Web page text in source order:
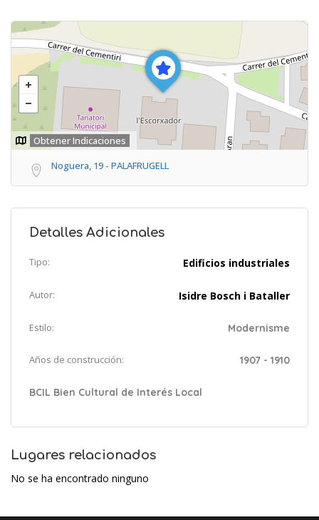
Obtener Indicaciones
Noguera, 19 - PALAFRUGELL
Detalles Adicionales
Tipo: Edificios industriales
Autor: Isidre Bosch i Bataller
Estilo: Modernisme
Años de construcción: 1907 - 1910
BCIL Bien Cultural de Interés Local
Lugares relacionados
No se ha encontrado ninguno